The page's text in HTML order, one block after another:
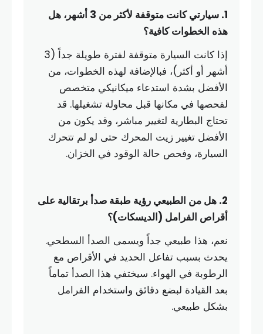
1. سيارتي كانت متوقفة لأكثر من 3 أشهر، هل
هذه الخطوات كافية؟
إذا كانت السيارة متوقفة لفترة طويلة جداً (3
أشهر أو أكثر)، فبالإضافة لهذه الخطوات، من
الأفضل بشدة استدعاء ميكانيكي متخصص
لفحصها في مكانها قبل محاولة تشغيلها. قد
تحتاج البطارية لتغيير مباشر، وقد يكون من
الأفضل تغيير زيت المحرك حتى لو لم تتحرك
السيارة، وفحص حالة الوقود في الخزان.
2. هل من الطبيعي رؤية طبقة صدأ برتقالية على
أقراص الفرامل (الديسكات)؟
نعم، هذا طبيعي جداً ويسمى الصدأ السطحي.
يحدث بسبب تفاعل الحديد في الأقراص مع
الرطوبة في الهواء. سيختفي هذا الصدأ تماماً
بعد القيادة لبضع دقائق واستخدام الفرامل
بشكل طبيعي.